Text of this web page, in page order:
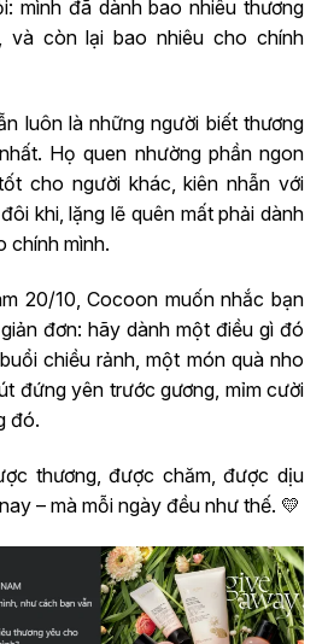
mình đã dành bao nhiêu thương
và còn lại bao nhiêu cho chính
luôn là những người biết thương
Họ quen nhường phần ngon
cho người khác, kiên nhẫn với
khi, lặng lẽ quên mất phải dành
chính mình.
20/10, Cocoon muốn nhắc bạn
đơn: hãy dành một điều gì đó
chiều rảnh, một món quà nho
đứng yên trước gương, mỉm cười
đó.
thương, được chăm, được dịu
– mà mỗi ngày đều như thế. 💛